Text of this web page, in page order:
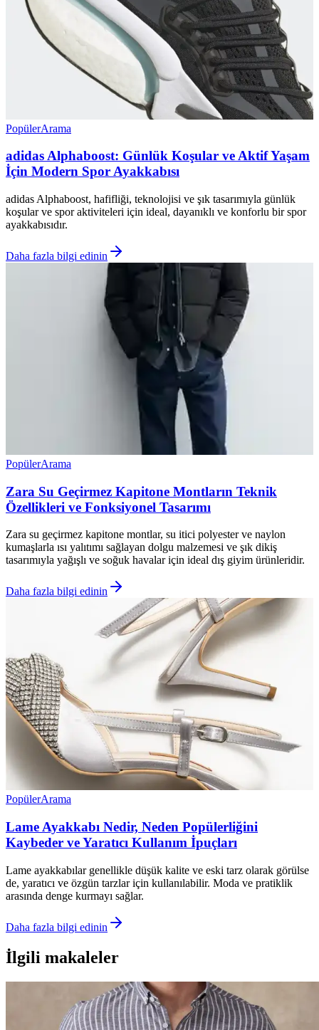
PopülerArama
adidas Alphaboost: Günlük Koşular ve Aktif Yaşam
İçin Modern Spor Ayakkabısı
adidas Alphaboost, hafifliği, teknolojisi ve şık tasarımıyla günlük
koşular ve spor aktiviteleri için ideal, dayanıklı ve konforlu bir spor
ayakkabısıdır.
Daha fazla bilgi edinin
PopülerArama
Zara Su Geçirmez Kapitone Montların Teknik
Özellikleri ve Fonksiyonel Tasarımı
Zara su geçirmez kapitone montlar, su itici polyester ve naylon
kumaşlarla ısı yalıtımı sağlayan dolgu malzemesi ve şık dikiş
tasarımıyla yağışlı ve soğuk havalar için ideal dış giyim ürünleridir.
Daha fazla bilgi edinin
PopülerArama
Lame Ayakkabı Nedir, Neden Popülerliğini
Kaybeder ve Yaratıcı Kullanım İpuçları
Lame ayakkabılar genellikle düşük kalite ve eski tarz olarak görülse
de, yaratıcı ve özgün tarzlar için kullanılabilir. Moda ve pratiklik
arasında denge kurmayı sağlar.
Daha fazla bilgi edinin
İlgili makaleler